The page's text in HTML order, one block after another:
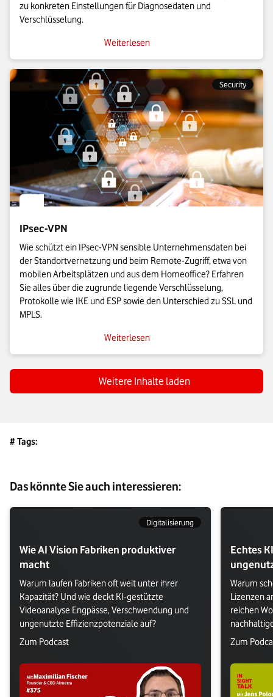
zu konkreten Einstellungen für Diagnosedaten und
Verschlüsselung.
Weiterlesen
Security
IPsec-VPN
Wie schützt ein IPsec-VPN sensible Unternehmensdaten bei
der Standortvernetzung und beim Remote-Zugriff, etwa von
mobilen Arbeitsplätzen und aus dem Homeoffice? Erfahren
Sie alles über die zugrunde liegende Verschlüsselung,
Protokolle wie IKE und ESP sowie den Unterschied zu SSL und
MPLS.
Weiterlesen
Weitere Inhalte laden
# Tags:
Das könnte Sie auch interessieren:
Digitalisierung
Wie AI Vision Fabriken produktiver
macht
Warum laufen Fabriken oft weit unter ihrer
Kapazität? Und wie deckt KI-gestützte
Videoanalyse Engpässe, Verschwendung und
ungenutzte Effizienzpotenziale auf?
Verlasse Vodafone Webseite: Zum Podcast
Zum Podcast
Echtes
Warum
Lizenzen
reichen
Verlasse
Zum